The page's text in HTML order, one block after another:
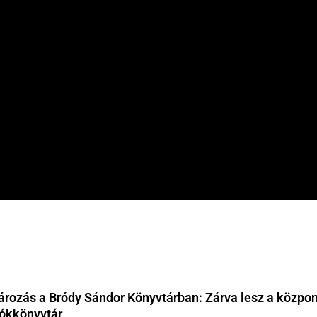
a Bródy Sándor Könyvtárban: Zárva lesz a